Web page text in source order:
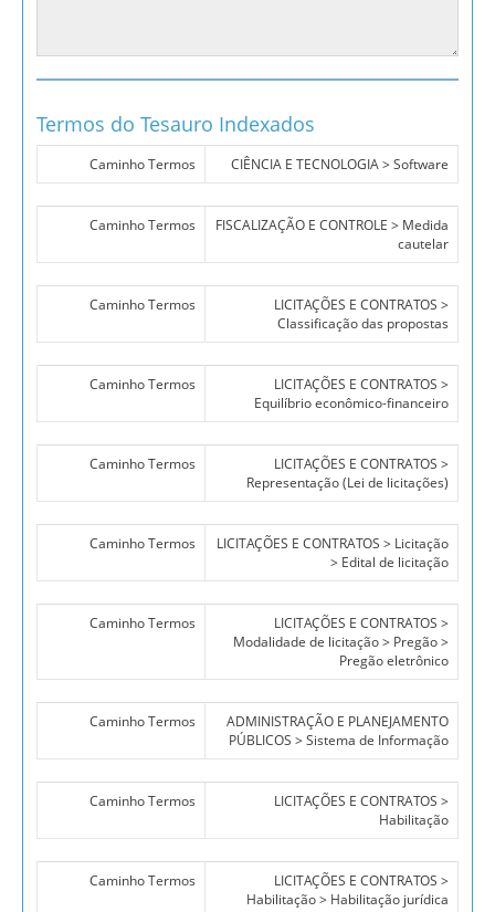
Termos do Tesauro Indexados
Caminho Termos CIÊNCIA E TECNOLOGIA > Software
Caminho Termos
FISCALIZAÇÃO E CONTROLE > Medida
cautelar
Caminho Termos
LICITAÇÕES E CONTRATOS >
Classificação das propostas
Caminho Termos
LICITAÇÕES E CONTRATOS >
Equilíbrio econômico-financeiro
Caminho Termos
LICITAÇÕES E CONTRATOS >
Representação (Lei de licitações)
Caminho Termos
LICITAÇÕES E CONTRATOS > Licitação
> Edital de licitação
Caminho Termos
LICITAÇÕES E CONTRATOS >
Modalidade de licitação > Pregão >
Pregão eletrônico
Caminho Termos
ADMINISTRAÇÃO E PLANEJAMENTO
PÚBLICOS > Sistema de Informação
Caminho Termos
LICITAÇÕES E CONTRATOS >
Habilitação
Caminho Termos
LICITAÇÕES E CONTRATOS >
Habilitação > Habilitação jurídica